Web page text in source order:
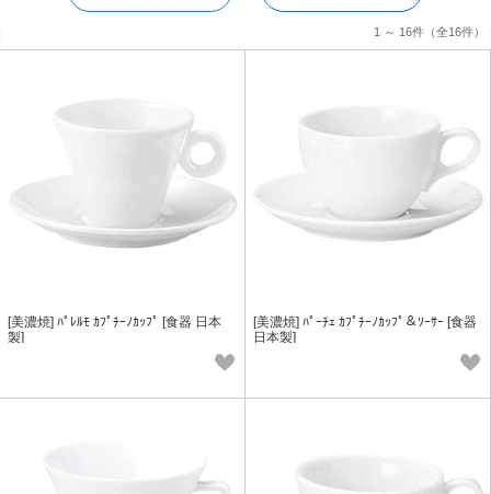
1 ～ 16件 （全16件）
[美濃焼] ﾊﾟﾚﾙﾓ ｶﾌﾟﾁｰﾉｶｯﾌﾟ [食器 日本
製]
[美濃焼] ﾊﾟｰﾁｪ ｶﾌﾟﾁｰﾉｶｯﾌﾟ＆ｿｰｻｰ [食器
日本製]